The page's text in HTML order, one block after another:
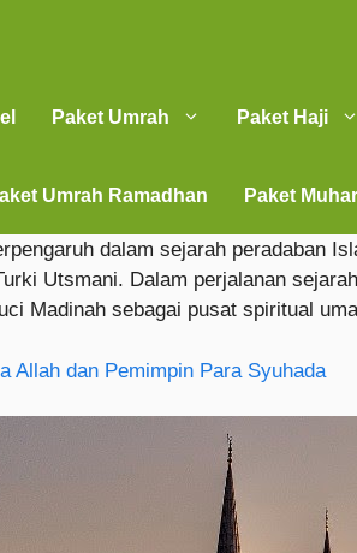
Paket Umrah Paket Haji
Umrah Ramadhan Paket
dalam sejarah peradaban
Utsmani. Dalam perjalanan
Madinah sebagai pusat spiritual
Allah dan Pemimpin Para Syuhada